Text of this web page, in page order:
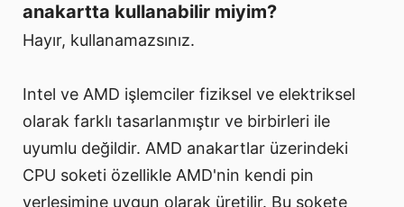
anakartta kullanabilir miyim?
Hayır, kullanamazsınız.
Intel ve AMD işlemciler fiziksel ve elektriksel
olarak farklı tasarlanmıştır ve birbirleri ile
uyumlu değildir. AMD anakartlar üzerindeki
CPU soketi özellikle AMD'nin kendi pin
yerleşimine uygun olarak üretilir. Bu sokete